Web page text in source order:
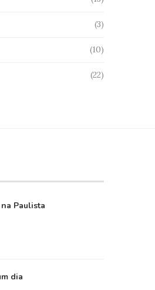
(3)
(10)
(22)
Paulista
dia